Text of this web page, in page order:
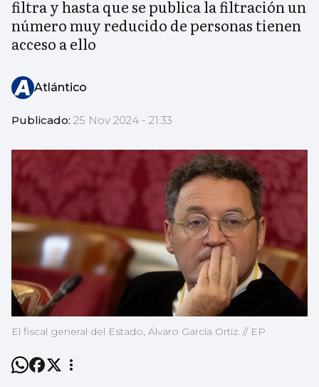
filtra y hasta que se publica la filtración un
número muy reducido de personas tienen
acceso a ello
Atlántico
Publicado: 25 Nov 2024 - 21:33
El fiscal general del Estado, Álvaro García Ortiz. // EP